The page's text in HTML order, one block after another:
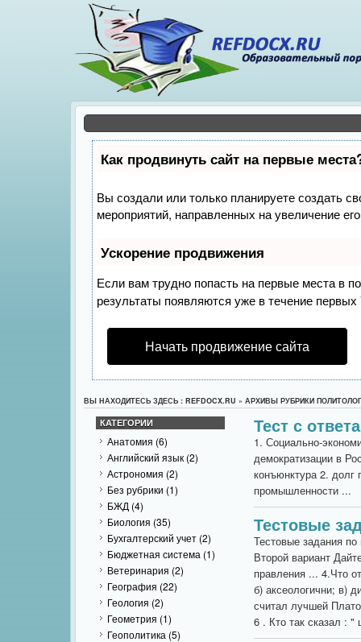
Как продвинуть сайт на первые
Вы создали или только планируете создать
мероприятий, направленных на увеличение
Ускорение продвижения
Если вам трудно попасть на первые места в
результаты появляются уже в течение
Начать продвижение сайта
ВЫ НАХОДИТЕСЬ ЗДЕСЬ : REFDOCX.RU » АРХИВЫ РУБРИКИ
КАТЕГОРИИ
Анатомия (6)
Английский язык (2)
Астрономия (2)
Без рубрики (1)
БЖД (4)
Биология (35)
Бухгалтерский учет (2)
Бюджетная система (1)
Ветеринария (2)
География (22)
Геология (2)
Геометрия (1)
Геополитика (5)
Тест с
1. Социально-
демократизации в
конъюнктура 2. долг
промышленности ...
Тестовые
Тестовые задания
Второй вариант
правления ... 4.Что
б) аксеологични; в)
считал лучшей
6 . Кто так сказал : "